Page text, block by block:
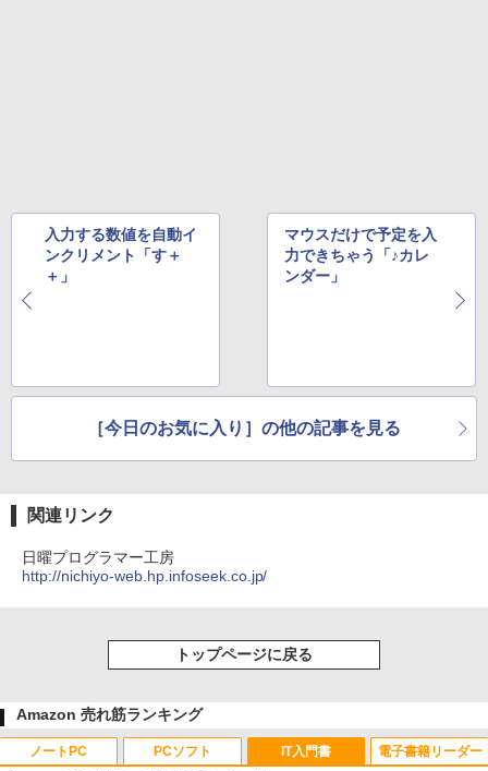
入力する数値を自動イ
ンクリメント「す＋
＋」
マウスだけで予定を入
力できちゃう「♪カレ
ンダー」
［今日のお気に入り］の他の記事を見る
関連リンク
日曜プログラマー工房
http://nichiyo-web.hp.infoseek.co.jp/
トップページに戻る
Amazon 売れ筋ランキング
ノートPC PCソフト IT入門書 電子書籍リーダー